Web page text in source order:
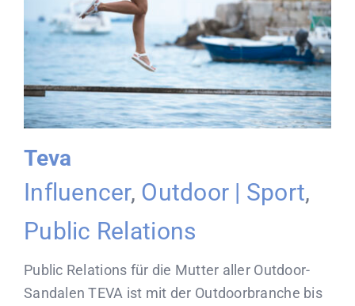
Teva
Influencer, Outdoor | Sport,
Public Relations
Public Relations für die Mutter aller Outdoor-
Sandalen TEVA ist mit der Outdoorbranche bis